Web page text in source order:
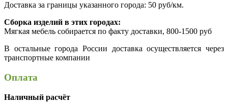
Доставка за границы указанного города: 50 руб/км.
Сборка изделий в этих городах:
Мягкая мебель собирается по факту доставки, 800-1500 руб
В остальные города России доставка осуществляется через
транспортные компании
Оплата
Наличный расчёт